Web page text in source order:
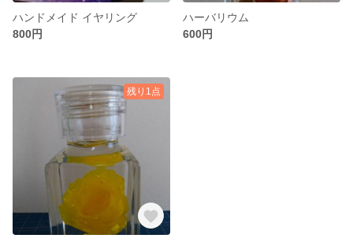
ハンドメイド イヤリング
800円
ハーバリウム
600円
残り1点